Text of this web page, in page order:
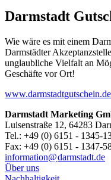
Darmstadt
Wie wäre es mit einem
Darmstädter
unglaubliche Vielfalt an
Geschäfte vor Ort!
www.darmstadtgutschein.de
Darmstadt Marketing
Luisenstraße 12, 64283
Tel.: +49 (0) 6151 - 1345-
Fax: +49 (0) 6151 - 1347-
information@darmstadt.de
Über uns